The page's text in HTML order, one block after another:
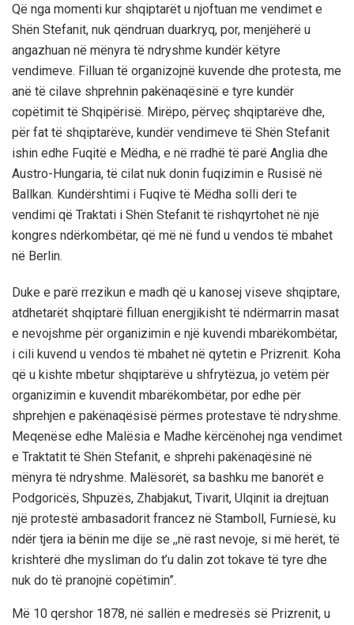
Që nga momenti kur shqiptarët u njoftuan me vendimet e
Shën Stefanit, nuk qëndruan duarkryq, por, menjëherë u
angazhuan në mënyra të ndryshme kundër këtyre
vendimeve. Filluan të organizojnë kuvende dhe protesta, me
anë të cilave shprehnin pakënaqësinë e tyre kundër
copëtimit të Shqipërisë. Mirëpo, përveç shqiptarëve dhe,
për fat të shqiptarëve, kundër vendimeve të Shën Stefanit
ishin edhe Fuqitë e Mëdha, e në rradhë të parë Anglia dhe
Austro-Hungaria, të cilat nuk donin fuqizimin e Rusisë në
Ballkan. Kundërshtimi i Fuqive të Mëdha solli deri te
vendimi që Traktati i Shën Stefanit të rishqyrtohet në një
kongres ndërkombëtar, që më në fund u vendos të mbahet
në Berlin.
Duke e parë rrezikun e madh që u kanosej viseve shqiptare,
atdhetarët shqiptarë filluan energjikisht të ndërmarrin masat
e nevojshme për organizimin e një kuvendi mbarëkombëtar,
i cili kuvend u vendos të mbahet në qytetin e Prizrenit. Koha
që u kishte mbetur shqiptarëve u shfrytëzua, jo vetëm për
organizimin e kuvendit mbarëkombëtar, por edhe për
shprehjen e pakënaqësisë përmes protestave të ndryshme.
Meqenëse edhe Malësia e Madhe kërcënohej nga vendimet
e Traktatit të Shën Stefanit, e shprehi pakënaqësinë në
mënyra të ndryshme. Malësorët, sa bashku me banorët e
Podgoricës, Shpuzës, Zhabjakut, Tivarit, Ulqinit ia drejtuan
një protestë ambasadorit francez në Stamboll, Furniesë, ku
ndër tjera ia bënin me dije se ,,në rast nevoje, si më herët, të
krishterë dhe mysliman do t’u dalin zot tokave të tyre dhe
nuk do të pranojnë copëtimin”.
Më 10 qershor 1878, në sallën e medresës së Prizrenit, u